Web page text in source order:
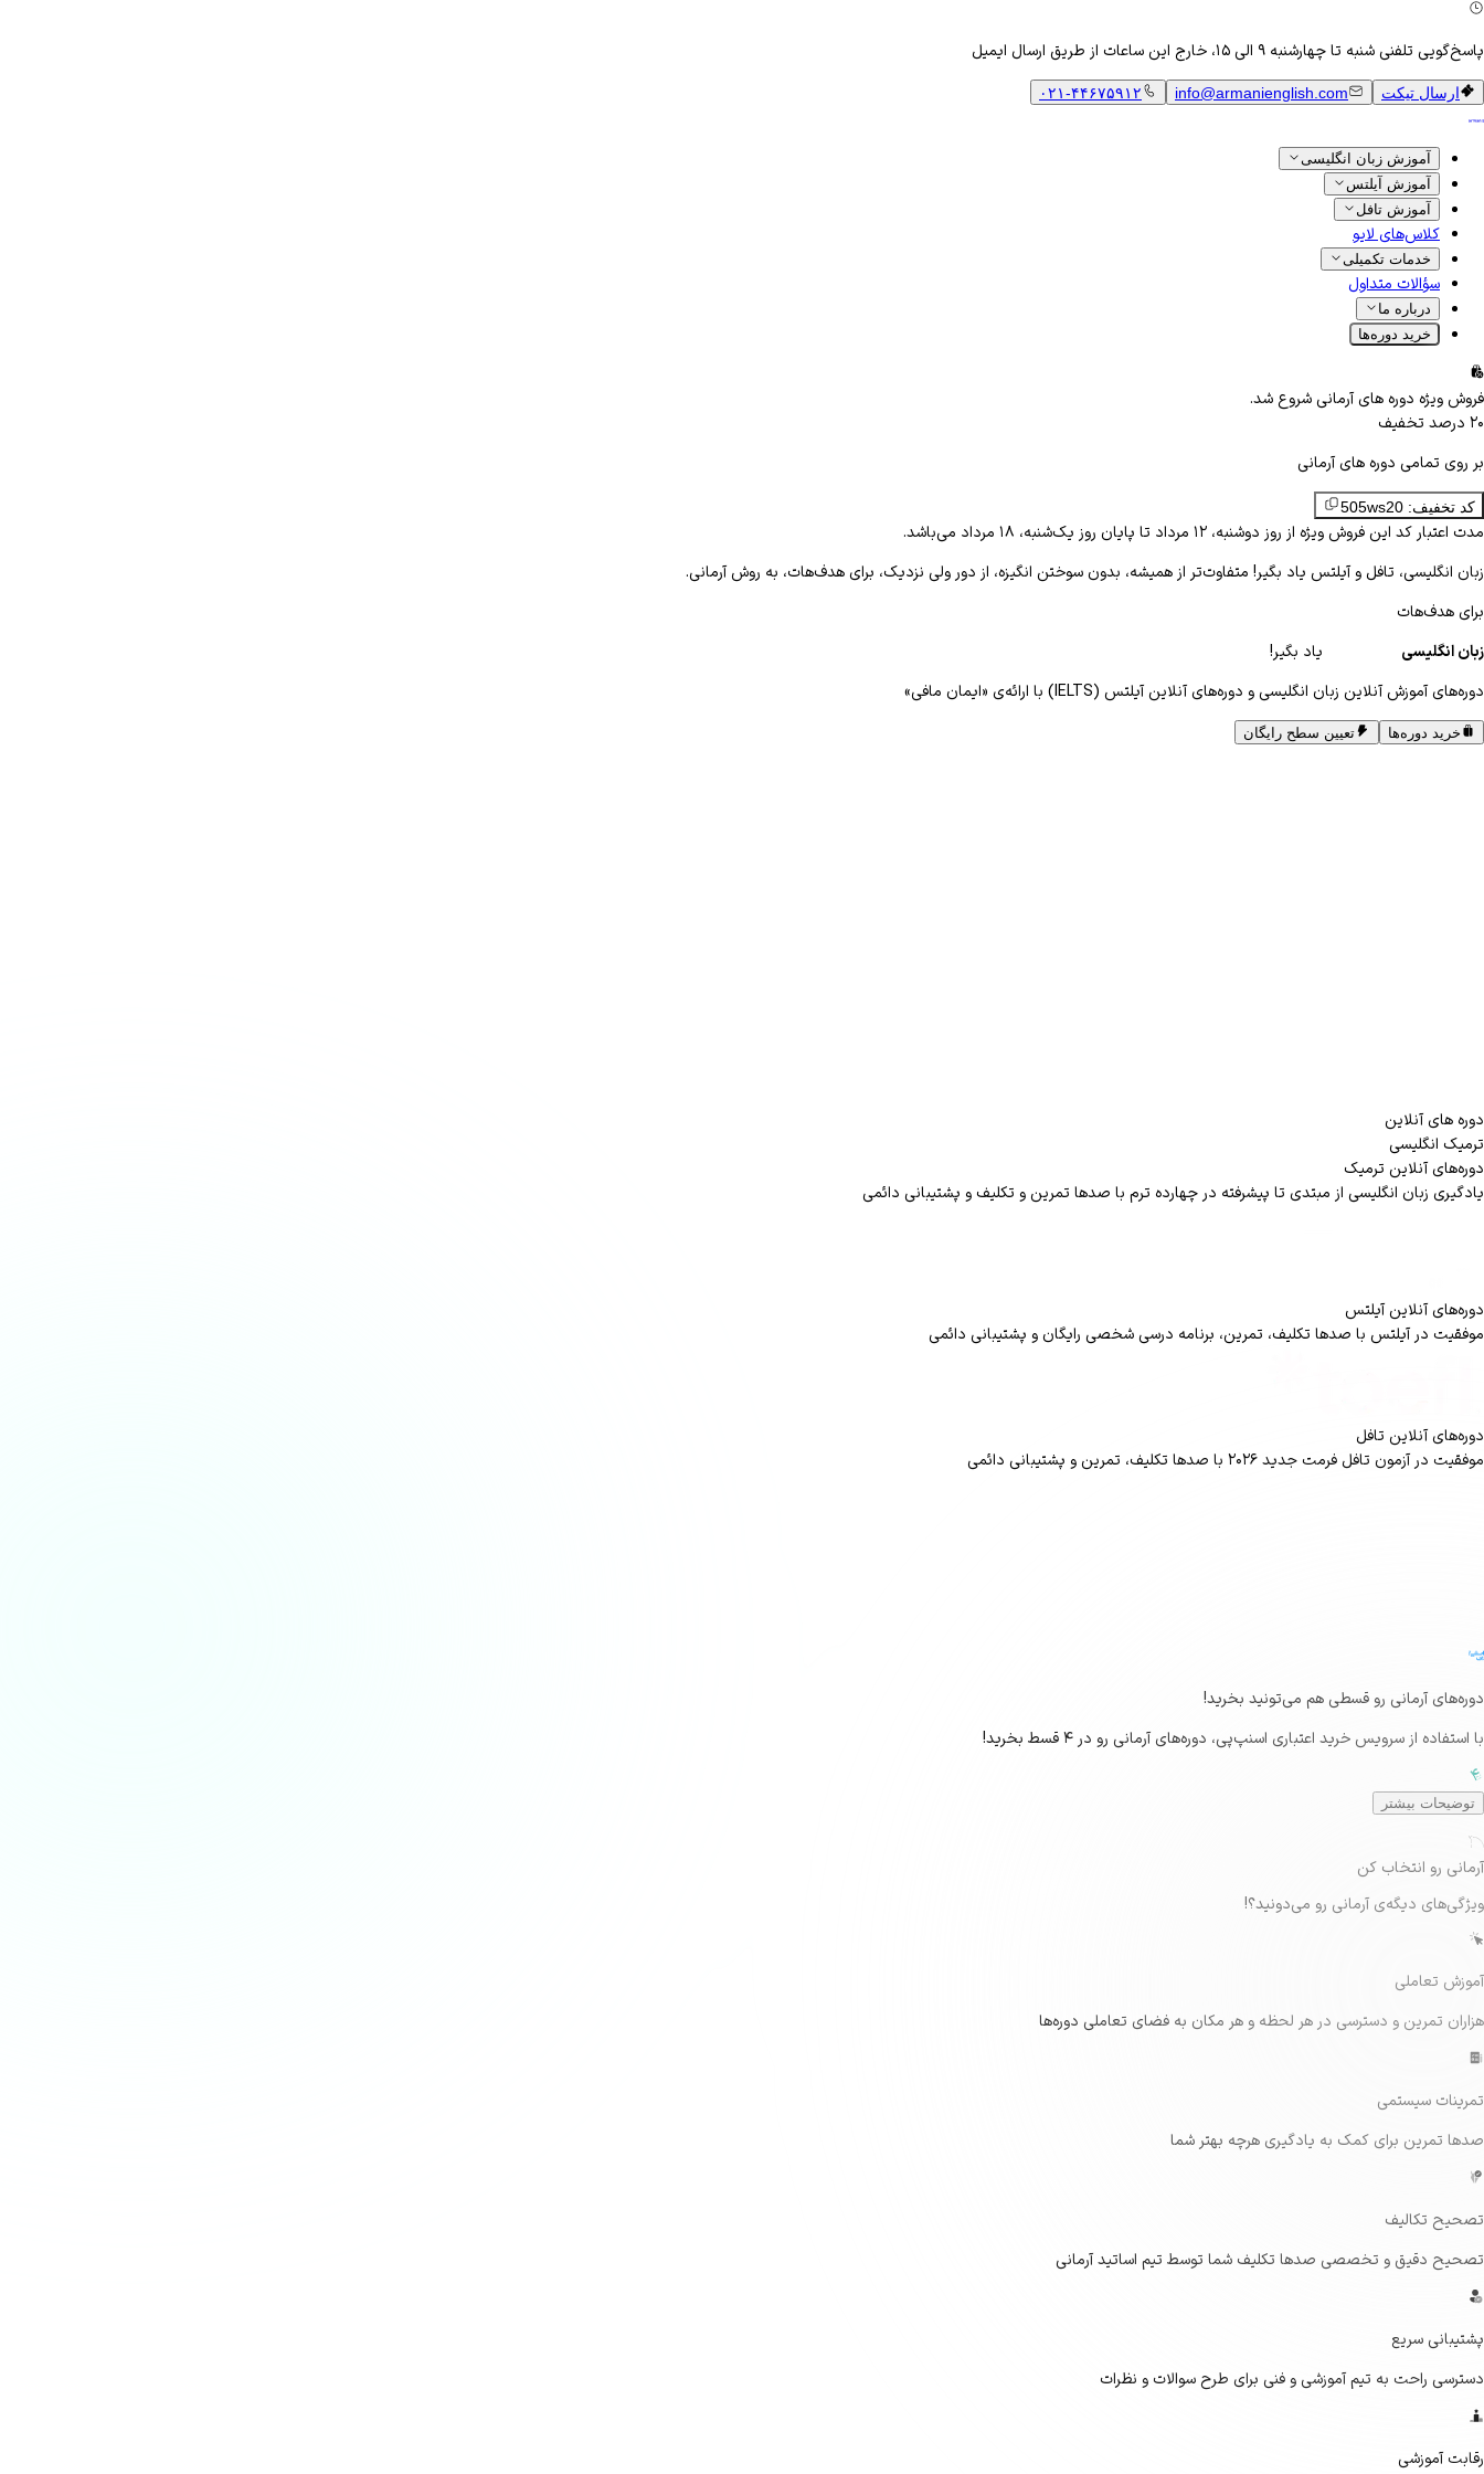
پاسخ‌گویی تلفنی شنبه تا چهارشنبه ۹ الی ۱۵، خارج این ساعات از طریق ارسال ایمیل
ارسال تیکت info@armanienglish.com ۰۲۱-۴۴۶۷۵۹۱۲
آموزش زبان انگلیسی
آموزش آیلتس
آموزش تافل
کلاس‌های لایو
خدمات تکمیلی
سؤالات متداول
درباره ما
خرید دوره‌ها
فروش ویژه دوره های آرمانی شروع شد.
۲۰ درصد تخفیف
بر روی تمامی دوره های آرمانی
کد تخفیف: 505ws20
مدت اعتبار کد این فروش ویژه از روز دوشنبه، ۱۲ مرداد تا پایان روز یک‌شنبه، ۱۸ مرداد می‌باشد.
زبان انگلیسی، تافل و آیلتس یاد بگیر! متفاوت‌تر از همیشه، بدون سوختن انگیزه، از دور ولی نزدیک، برای هدف‌هات، به روش آرمانی.
برایهدف‌هات
زبانانگلیسی
یاد بگیر!
دوره‌های آموزش آنلاین زبان انگلیسی و دوره‌های آنلاین آیلتس (IELTS) با ارائه‌ی
«ایمان مافی»
خرید دوره‌ها تعیین سطح رایگان
دوره های آنلاین
ترمیک انگلیسی
دوره‌های آنلاین ترمیک
یادگیری زبان انگلیسی از مبتدی تا پیشرفته در چهارده ترم با صدها تمرین و تکلیف و پشتیبانی دائمی
دوره‌های آنلاین آیلتس
موفقیت در آیلتس با صدها تکلیف، تمرین، برنامه درسی شخصی رایگان و پشتیبانی دائمی
دوره‌های آنلاین تافل
موفقیت در آزمون تافل فرمت جدید ۲۰۲۶ با صدها تکلیف، تمرین و پشتیبانی دائمی
دوره‌های آرمانی رو قسطی هم می‌تونید بخرید!
با استفاده از سرویس خرید اعتباری اسنپ‌پی، دوره‌های آرمانی رو در ۴ قسط بخرید!
توضیحات بیشتر
آرمانی رو انتخاب کن
ویژگی‌های دیگه‌ی آرمانی رو می‌دونید؟!
آموزش تعاملی
هزاران تمرین و دسترسی در هر لحظه و هر مکان به فضای تعاملی دوره‌ها
تمرینات سیستمی
صدها تمرین برای کمک به یادگیری هرچه بهتر شما
تصحیح تکالیف
تصحیح دقیق و تخصصی صدها تکلیف شما توسط تیم اساتید آرمانی
پشتیبانی سریع
دسترسی راحت به تیم آموزشی و فنی برای طرح سوالات و نظرات
رقابت آموزشی